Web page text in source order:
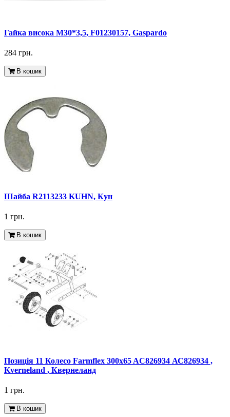
Гайка висока M30*3,5, F01230157, Gaspardo
284 грн.
В кошик
Шайба R2113233 KUHN, Кун
1 грн.
В кошик
Позиція 11 Колесо Farmflex 300x65 AC826934 АС826934 ,
Kverneland , Квернеланд
1 грн.
В кошик